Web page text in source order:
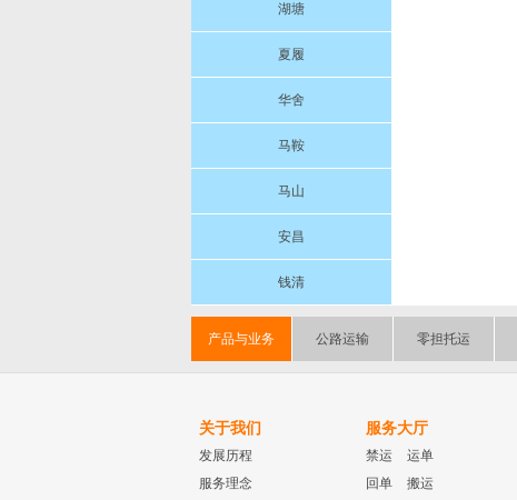
湖塘
夏履
华舍
马鞍
马山
安昌
钱清
产品与业务 公路运输 零担托运
关于我们
发展历程
服务理念
服务大厅
禁运
运单
回单
搬运